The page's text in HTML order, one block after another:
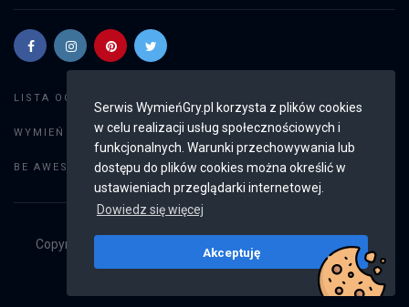
Serwis WymieńGry.pl korzysta z plików cookies
w celu realizacji usług społecznościowych i
funkcjonalnych. Warunki przechowywania lub
dostępu do plików cookies można określić w
ustawieniach przeglądarki internetowej.
Dowiedz się więcej
Akceptuję
LISTA OGŁOSZEŃ:
WYMIEŃ GRY: Dodaj ogłoszenie
BE AWESOME: Weryfikacja konta
Copyright © 2019 - 2026
Wszystkie prawa
v2.8.3